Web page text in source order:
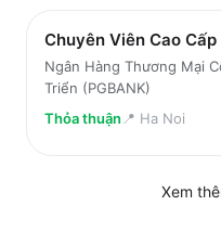
Chuyên Viên Cao
Ngân Hàng Thương Mại
Triển (PGBANK)
Thỏa thuận 📍 Ha Noi
Xem